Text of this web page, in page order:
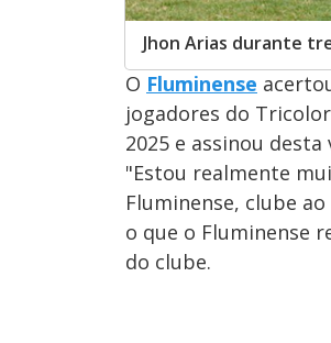
Jhon Arias durante
O Fluminense
jogadores do
2025 e assinou
"Estou realmente
Fluminense, clube
o que o Fluminense
do clube.